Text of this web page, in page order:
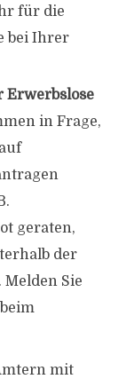
für die
bei Ihrer
in Frage,
geraten,
der
Sie
mit